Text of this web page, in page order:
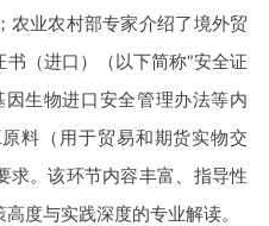
农业农村部专家介绍了境外贸
（进口）（以下简称“安全证
生物进口安全管理办法等内
料（用于贸易和期货实物交
求。该环节内容丰富、指导性
度与实践深度的专业解读。